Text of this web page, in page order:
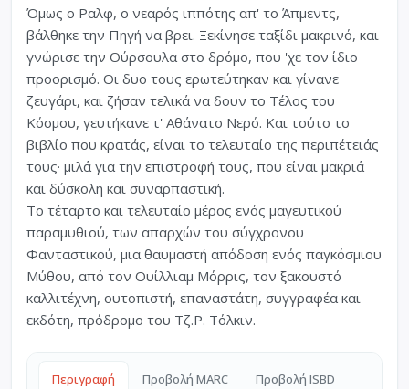
Όμως ο Ραλφ, ο νεαρός ιππότης απ' το Άπμεντς,
βάλθηκε την Πηγή να βρει. Ξεκίνησε ταξίδι μακρινό, και
γνώρισε την Ούρσουλα στο δρόμο, που 'χε τον ίδιο
προορισμό. Οι δυο τους ερωτεύτηκαν και γίνανε
ζευγάρι, και ζήσαν τελικά να δουν το Τέλος του
Κόσμου, γευτήκανε τ' Αθάνατο Νερό. Και τούτο το
βιβλίο που κρατάς, είναι το τελευταίο της περιπέτειάς
τους· μιλά για την επιστροφή τους, που είναι μακριά
και δύσκολη και συναρπαστική.
Το τέταρτο και τελευταίο μέρος ενός μαγευτικού
παραμυθιού, των απαρχών του σύγχρονου
Φανταστικού, μια θαυμαστή απόδοση ενός παγκόσμιου
Μύθου, από τον Ουίλλιαμ Μόρρις, τον ξακουστό
καλλιτέχνη, ουτοπιστή, επαναστάτη, συγγραφέα και
εκδότη, πρόδρομο του Τζ.Ρ. Τόλκιν.
Περιγραφή Προβολή MARC Προβολή ISBD